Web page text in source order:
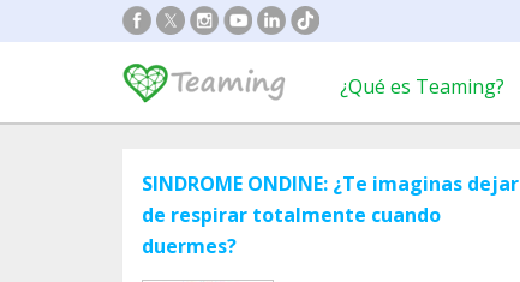
¿Qué es Teaming?
SINDROME ONDINE: ¿Te imaginas dejar
de respirar totalmente cuando
duermes?